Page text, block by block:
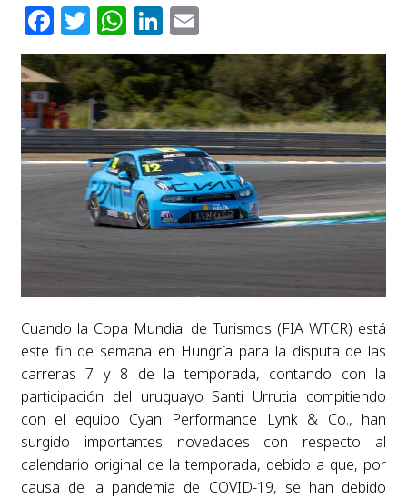
Facebook
Twitter
WhatsApp
LinkedIn
Email
Cuando la Copa Mundial de Turismos (FIA WTCR) está
este fin de semana en Hungría para la disputa de las
carreras 7 y 8 de la temporada, contando con la
participación del uruguayo Santi Urrutia compitiendo
con el equipo Cyan Performance Lynk & Co., han
surgido importantes novedades con respecto al
calendario original de la temporada, debido a que, por
causa de la pandemia de COVID-19, se han debido